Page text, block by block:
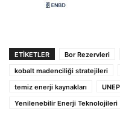
ETIKETLER Bor Rezervleri
kobalt madenciliği stratejileri
temiz enerji kaynakları
Yenilenebilir Enerji Teknolojileri